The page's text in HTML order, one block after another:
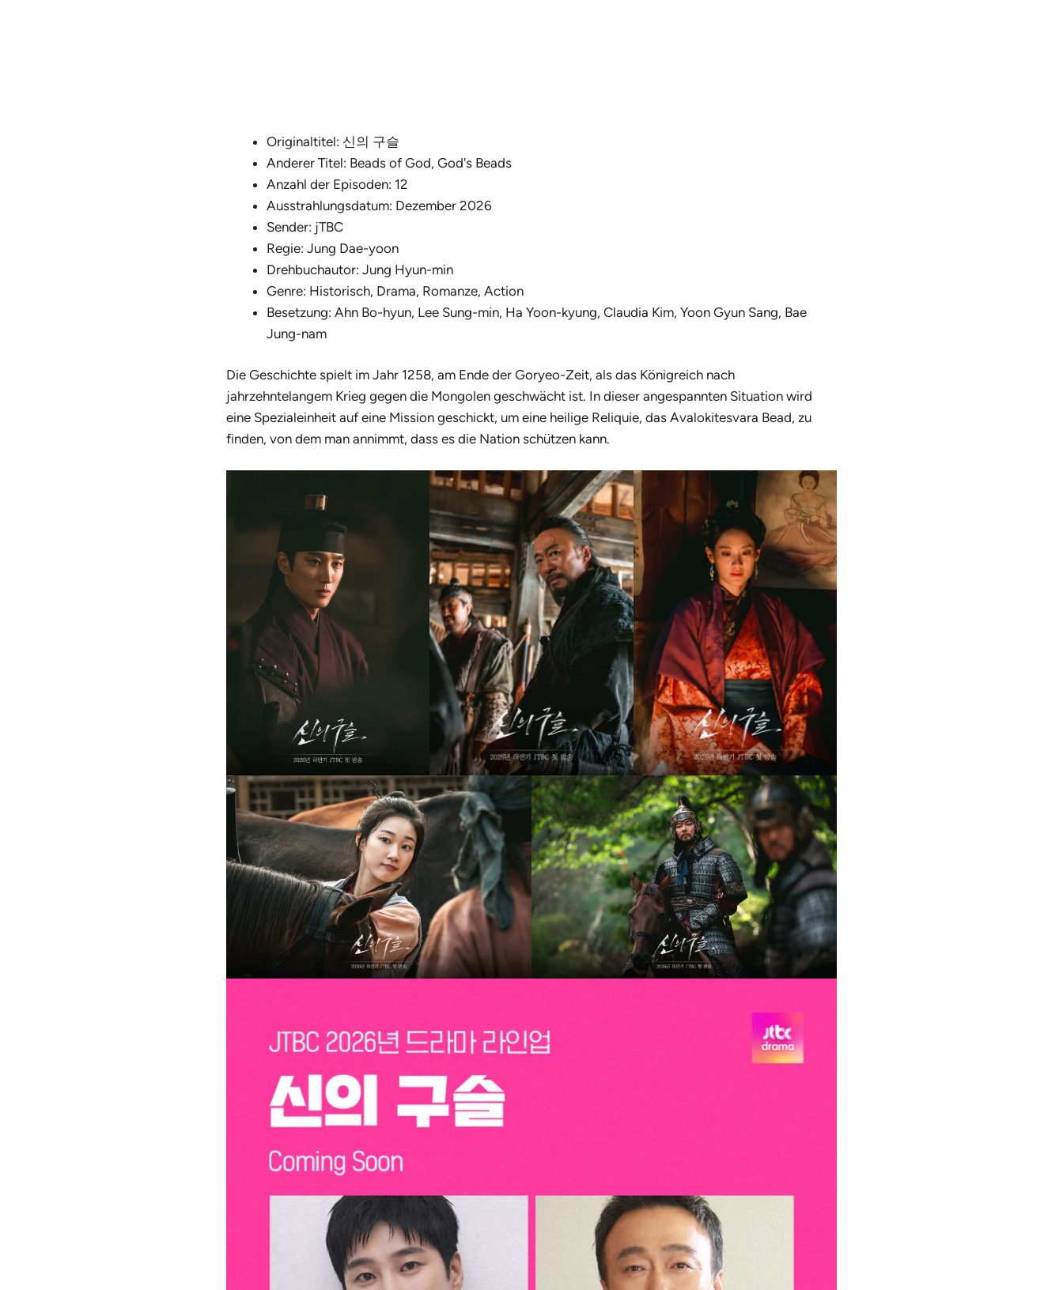
Originaltitel: 신의 구슬
Anderer Titel: Beads of God, God's Beads
Anzahl der Episoden: 12
Ausstrahlungsdatum: Dezember 2026
Sender: jTBC
Regie: Jung Dae-yoon
Drehbuchautor: Jung Hyun-min
Genre: Historisch, Drama, Romanze, Action
Besetzung: Ahn Bo-hyun, Lee Sung-min, Ha Yoon-kyung, Claudia Kim, Yoon Gyun Sang, Bae
Jung-nam
Die Geschichte spielt im Jahr 1258, am Ende der Goryeo-Zeit, als das Königreich nach
jahrzehntelangem Krieg gegen die Mongolen geschwächt ist. In dieser angespannten Situation wird
eine Spezialeinheit auf eine Mission geschickt, um eine heilige Reliquie, das Avalokitesvara Bead, zu
finden, von dem man annimmt, dass es die Nation schützen kann.